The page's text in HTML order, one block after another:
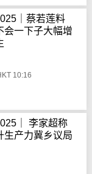
｜蔡若莲料
会一下子大幅增
10:16
｜ 李家超称
生产力冀乡议局